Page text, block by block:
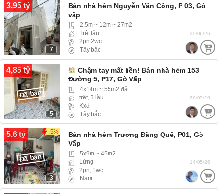
3.95 tỷ
7
Bán nhà hẻm Nguyễn Văn Công, P 03, Gò
vấp
2.5m ~ 12m ~ 27m2
Trệt lầu
2pn 2wc
Tây bắc
20/06/26
4,85 tỷ
5
Đã bán
Chậm tay mất liền! Bán nhà hẻm 153
Đường 5, P17, Gò Vấp
4x14m ~ 55m2 đất
trệt, 3 lầu
Kxđ
Tây bắc
26/05/26
5.6 tỷ -5%
3
Đã bán
Bán nhà hẻm Trương Đăng Quế, P01, Gò
Vấp
5x9m ~ 45m2
Lửng
2pn, 1wc
Nam
14/05/26